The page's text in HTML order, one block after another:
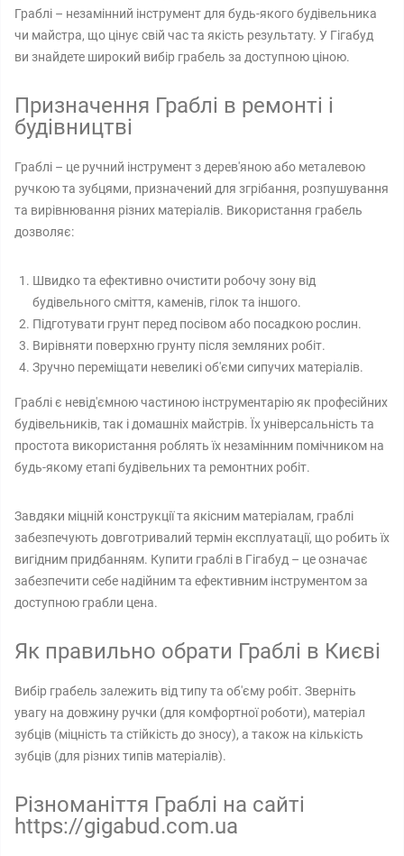
Граблі – незамінний інструмент для будь-якого будівельника
чи майстра, що цінує свій час та якість результату. У Гігабуд
ви знайдете широкий вибір грабель за доступною ціною.
Призначення Граблі в ремонті і
будівництві
Граблі – це ручний інструмент з дерев'яною або металевою
ручкою та зубцями, призначений для згрібання, розпушування
та вирівнювання різних матеріалів. Використання грабель
дозволяє:
Швидко та ефективно очистити робочу зону від
будівельного сміття, каменів, гілок та іншого.
Підготувати грунт перед посівом або посадкою рослин.
Вирівняти поверхню грунту після земляних робіт.
Зручно переміщати невеликі об'єми сипучих матеріалів.
Граблі є невід'ємною частиною інструментарію як професійних
будівельників, так і домашніх майстрів. Їх універсальність та
простота використання роблять їх незамінним помічником на
будь-якому етапі будівельних та ремонтних робіт.
Завдяки міцній конструкції та якісним матеріалам, граблі
забезпечують довготривалий термін експлуатації, що робить їх
вигідним придбанням. Купити граблі в Гігабуд – це означає
забезпечити себе надійним та ефективним інструментом за
доступною грабли цена.
Як правильно обрати Граблі в Києві
Вибір грабель залежить від типу та об'єму робіт. Зверніть
увагу на довжину ручки (для комфортної роботи), матеріал
зубців (міцність та стійкість до зносу), а також на кількість
зубців (для різних типів матеріалів).
Різноманіття Граблі на сайті
https://gigabud.com.ua